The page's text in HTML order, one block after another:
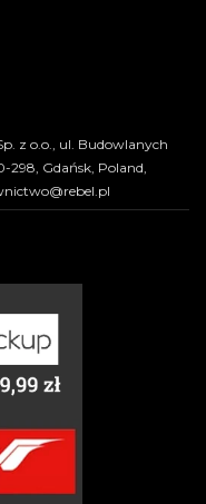
z o.o., ul. Budowlanych
298, Gdańsk, Poland,